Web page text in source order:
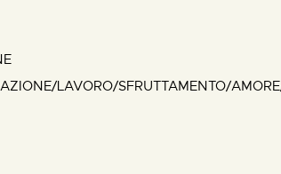
LAVORO/SFRUTTAMENTO/